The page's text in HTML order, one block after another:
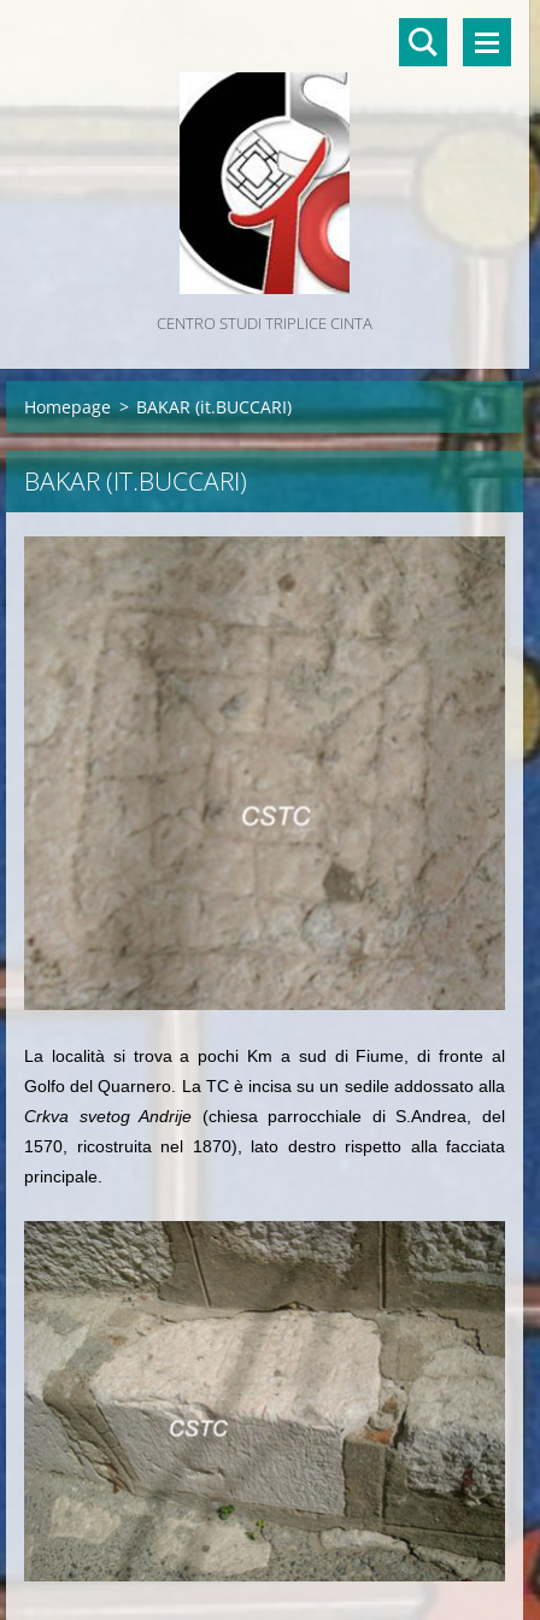
CENTRO STUDI TRIPLICE CINTA
Homepage > BAKAR (it.BUCCARI)
BAKAR (IT.BUCCARI)
La località si trova a pochi Km a sud di Fiume, di fronte al
Golfo del Quarnero. La TC è incisa su un sedile addossato alla
Crkva svetog Andrije (chiesa parrocchiale di S.Andrea, del
1570, ricostruita nel 1870), lato destro rispetto alla facciata
principale.